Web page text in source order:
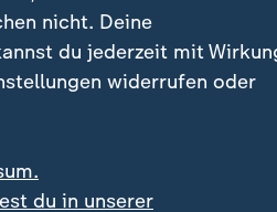
Verletzung des
sprach von einer
bestellte den
Maßnahmen gedrungen,
nicht. Deine
du jederzeit mit
widerrufen oder
du in unserer